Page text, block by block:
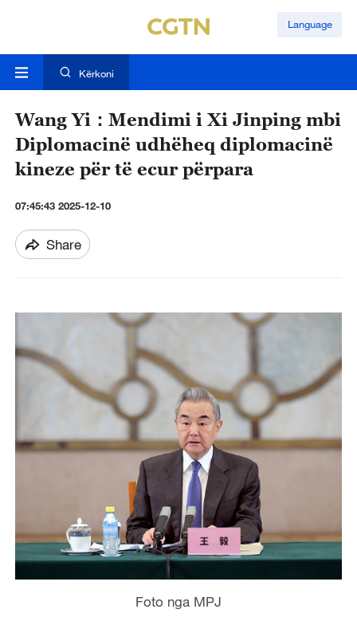
Language
Kërkoni
Wang Yi：Mendimi i Xi Jinping mbi
Diplomacinë udhëheq diplomacinë
kineze për të ecur përpara
07:45:43 2025-12-10
Share
Foto nga MPJ